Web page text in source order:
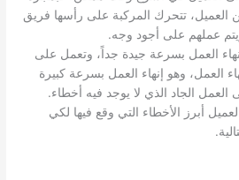
العميل، تتحرك المركبة على رأسها فريق
عملهم على أجود وجه.
العمل بسرعة جيدة جداً، وتعمل على
العمل، وهو إنهاء العمل بسرعة كبيرة
العمل الجاد الذي لا يوجد فيه أخطاء.
أبرز الأخطاء التي وقع فيها لكي